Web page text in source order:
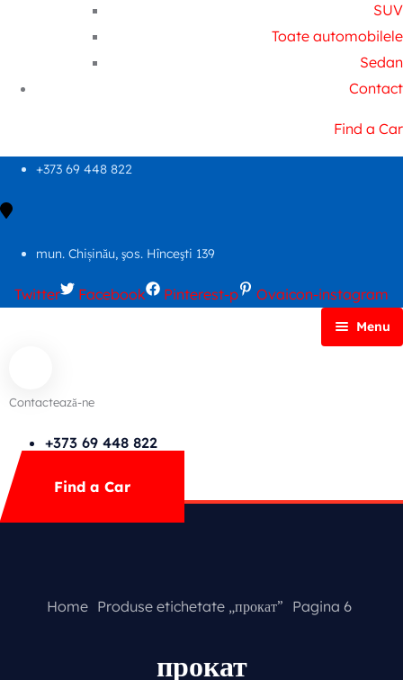
SUV
Toate automobilele
Sedan
Contact
Find a Car
+373 69 448 822
mun. Chișinău, şos. Hînceşti 139
Twitter Facebook Pinterest-p Ovaicon-instagram
Menu
Cars Search No Map
FAQs
Mega Menu
Contact
Contactează-ne
+373 69 448 822
Find a Car
Home Produse etichetate „прокат” Pagina 6
прокат